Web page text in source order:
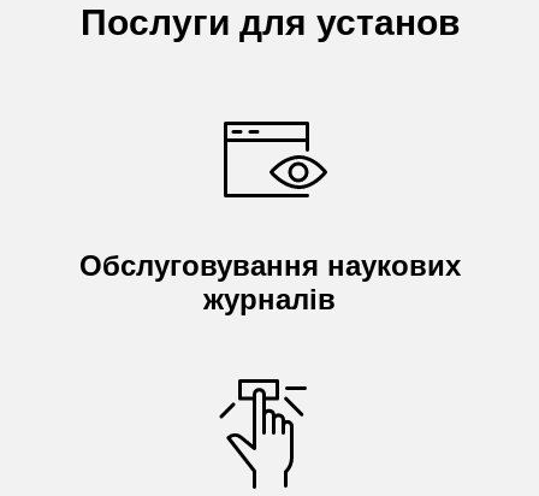
Послуги для установ
Обслуговування наукових
журналів